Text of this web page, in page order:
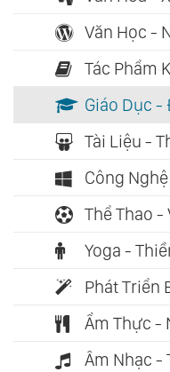
Văn Học -
Tác Phẩm
Giáo Dục -
Tài Liệu -
Công
Thể Thao -
Yoga -
Phát Triển
Ẩm Thực -
Âm Nhạc -